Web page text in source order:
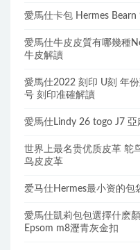
愛馬仕卡包 Hermes
愛馬仕牛皮皮質有哪幾種
牛皮解讀
愛馬仕2022 刻印 U刻 年
号 刻印准確解讀
愛馬仕Lindy 26 togo J7
世界上最名贵优质皮革 鸵
鸟皮皮革
爱马仕Hermes最小资的包
愛馬仕凱莉包包選擇什麽
Epsom m8瀝青灰金扣